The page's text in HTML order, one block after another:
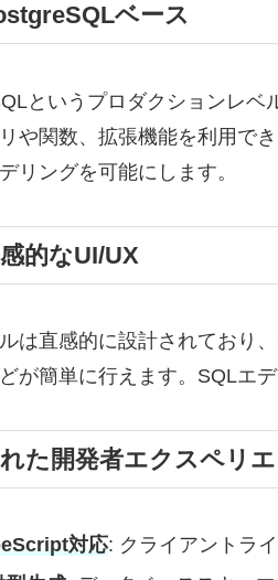
ベース
というプロダクションレ
や関数、拡張機能を利用で
リングを可能にします。
的なUI/UX
は直感的に設計されており
が簡単に行えます。SQLエ
た開発者エクスペリ
対応: クライアントラ